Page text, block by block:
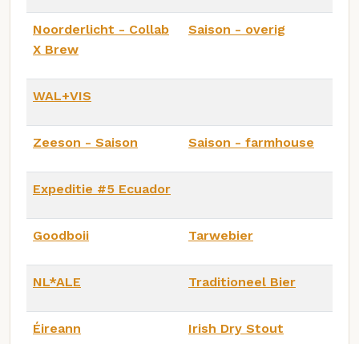
Noorderlicht - Collab
X Brew
Saison - overig
WAL+VIS
Zeeson - Saison Saison - farmhouse
Expeditie #5 Ecuador
Goodboii Tarwebier
NL*ALE Traditioneel Bier
Éireann Irish Dry Stout